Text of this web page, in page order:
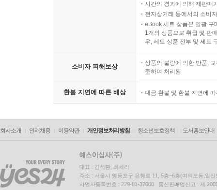
시간의 경과에 의해 재판매
전자상거래 등에서의 소비
eBook 세트 상품은 일괄 구
1개의 상품으로 취급 및 판
우, 세트 상품 전부 및 세트
소비자 피해보상
상품의 불량에 의한 반품,
준하여 처리됨
환불 지연에 따른 배상 대금 환불 및 환불 지연에
회사소개 인재채용 이용약관 개인정보처리방침 청소년보호정책 도서홍보안내
대표 : 김석환, 최세라
주소 : 서울시 영등포구 은행로 11, 5층~6층(여의도동,일신
사업자등록번호 : 229-81-37000 통신판매업신고 : 제